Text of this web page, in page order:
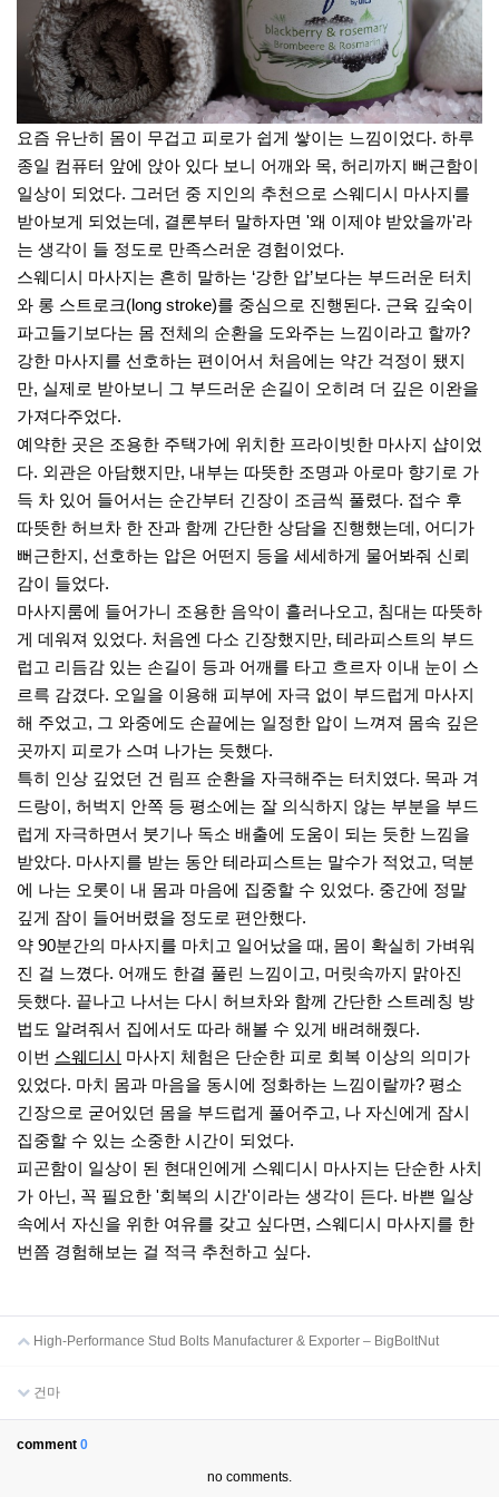
요즘 유난히 몸이 무겁고 피로가 쉽게 쌓이는 느낌이었다. 하루
종일 컴퓨터 앞에 앉아 있다 보니 어깨와 목, 허리까지 뻐근함이
일상이 되었다. 그러던 중 지인의 추천으로 스웨디시 마사지를
받아보게 되었는데, 결론부터 말하자면 '왜 이제야 받았을까'라
는 생각이 들 정도로 만족스러운 경험이었다.
스웨디시 마사지는 흔히 말하는 ‘강한 압’보다는 부드러운 터치
와 롱 스트로크(long stroke)를 중심으로 진행된다. 근육 깊숙이
파고들기보다는 몸 전체의 순환을 도와주는 느낌이라고 할까?
강한 마사지를 선호하는 편이어서 처음에는 약간 걱정이 됐지
만, 실제로 받아보니 그 부드러운 손길이 오히려 더 깊은 이완을
가져다주었다.
예약한 곳은 조용한 주택가에 위치한 프라이빗한 마사지 샵이었
다. 외관은 아담했지만, 내부는 따뜻한 조명과 아로마 향기로 가
득 차 있어 들어서는 순간부터 긴장이 조금씩 풀렸다. 접수 후
따뜻한 허브차 한 잔과 함께 간단한 상담을 진행했는데, 어디가
뻐근한지, 선호하는 압은 어떤지 등을 세세하게 물어봐줘 신뢰
감이 들었다.
마사지룸에 들어가니 조용한 음악이 흘러나오고, 침대는 따뜻하
게 데워져 있었다. 처음엔 다소 긴장했지만, 테라피스트의 부드
럽고 리듬감 있는 손길이 등과 어깨를 타고 흐르자 이내 눈이 스
르륵 감겼다. 오일을 이용해 피부에 자극 없이 부드럽게 마사지
해 주었고, 그 와중에도 손끝에는 일정한 압이 느껴져 몸속 깊은
곳까지 피로가 스며 나가는 듯했다.
특히 인상 깊었던 건 림프 순환을 자극해주는 터치였다. 목과 겨
드랑이, 허벅지 안쪽 등 평소에는 잘 의식하지 않는 부분을 부드
럽게 자극하면서 붓기나 독소 배출에 도움이 되는 듯한 느낌을
받았다. 마사지를 받는 동안 테라피스트는 말수가 적었고, 덕분
에 나는 오롯이 내 몸과 마음에 집중할 수 있었다. 중간에 정말
깊게 잠이 들어버렸을 정도로 편안했다.
약 90분간의 마사지를 마치고 일어났을 때, 몸이 확실히 가벼워
진 걸 느꼈다. 어깨도 한결 풀린 느낌이고, 머릿속까지 맑아진
듯했다. 끝나고 나서는 다시 허브차와 함께 간단한 스트레칭 방
법도 알려줘서 집에서도 따라 해볼 수 있게 배려해줬다.
이번 스웨디시 마사지 체험은 단순한 피로 회복 이상의 의미가
있었다. 마치 몸과 마음을 동시에 정화하는 느낌이랄까? 평소
긴장으로 굳어있던 몸을 부드럽게 풀어주고, 나 자신에게 잠시
집중할 수 있는 소중한 시간이 되었다.
피곤함이 일상이 된 현대인에게 스웨디시 마사지는 단순한 사치
가 아닌, 꼭 필요한 '회복의 시간'이라는 생각이 든다. 바쁜 일상
속에서 자신을 위한 여유를 갖고 싶다면, 스웨디시 마사지를 한
번쯤 경험해보는 걸 적극 추천하고 싶다.
High-Performance Stud Bolts Manufacturer & Exporter – BigBoltNut
건마
comment 0
no comments.